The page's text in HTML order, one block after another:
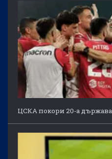
ЦСКА покори 20-а държава